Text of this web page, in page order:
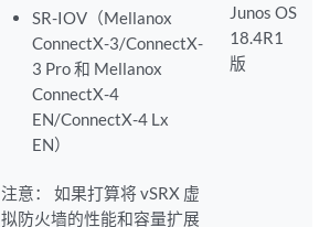
SR-IOV（Mellanox
ConnectX-3/ConnectX-
3 Pro 和 Mellanox
ConnectX-4
EN/ConnectX-4 Lx
EN）
注意：
如果打算将 vSRX 虚
拟防火墙的性能和容量扩展
Junos OS
18.4R1
版